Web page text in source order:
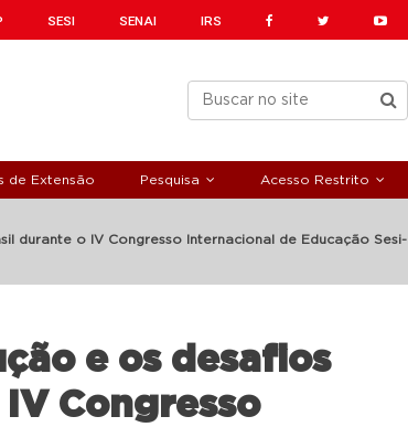
SESI SENAI IRS
de Extensão Pesquisa Acesso Restrito
durante o IV Congresso Internacional de Educação Sesi-
e os desafios
Congresso